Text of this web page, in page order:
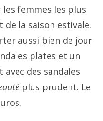
femmes les plus
de la saison estivale.
aussi bien de jour
plates et un
des sandales
plus prudent. Le